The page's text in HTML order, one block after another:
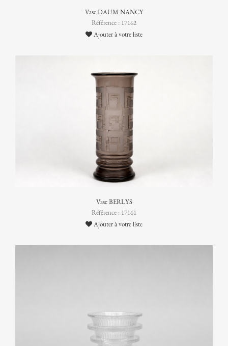
Vase DAUM NANCY
Référence : 17162
Ajouter à votre liste
Vase BERLYS
Référence : 17161
Ajouter à votre liste